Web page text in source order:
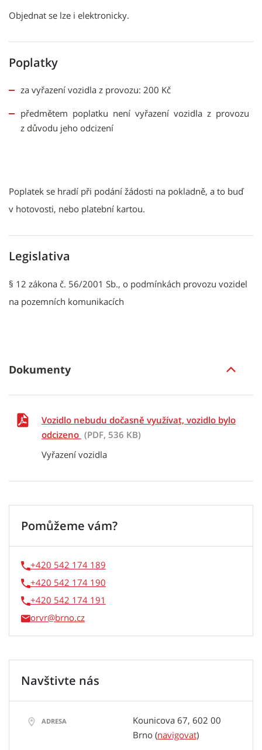
Objednat se lze i elektronicky.
Poplatky
za vyřazení vozidla z provozu: 200 Kč
předmětem poplatku není vyřazení vozidla z provozu
z důvodu jeho odcizení
Poplatek se hradí při podání žádosti na pokladně, a to buď
v hotovosti, nebo platební kartou.
Legislativa
§ 12 zákona č. 56/2001 Sb., o podmínkách provozu vozidel
na pozemních komunikacích
Dokumenty
Vozidlo nebudu dočasně využívat, vozidlo bylo
odcizeno (PDF, 536 KB)
Vyřazení vozidla
Pomůžeme vám?
+420 542 174 189
+420 542 174 190
+420 542 174 191
orvr
Navštivte nás
ADRESA
Kounicova 67, 602 00
Brno (navigovat)